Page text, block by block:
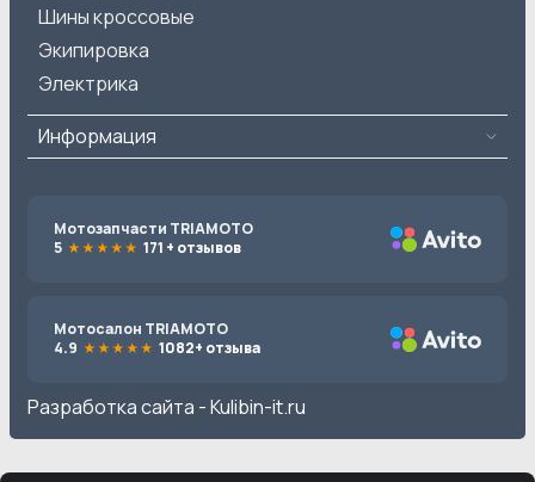
Шины кроссовые
Экипировка
Электрика
Информация
Мотозапчасти TRIAMOTO
5
171 + отзывов
Мотосалон TRIAMOTO
4.9
1082+ отзыва
Разработка сайта -Kulibin-it.ru